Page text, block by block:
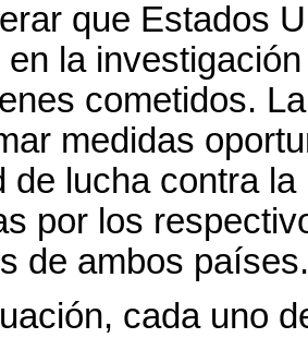
que Estados
la
cometidos.
medidas
de lucha contra
por los
de ambos países.
cada uno